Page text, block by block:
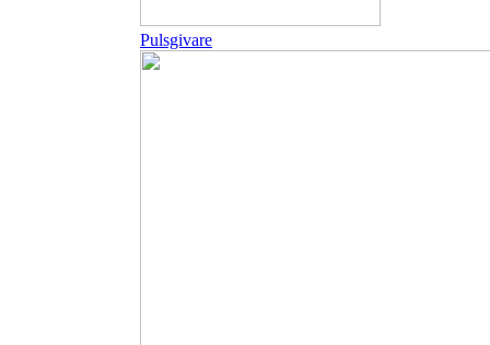
Pulsgivare